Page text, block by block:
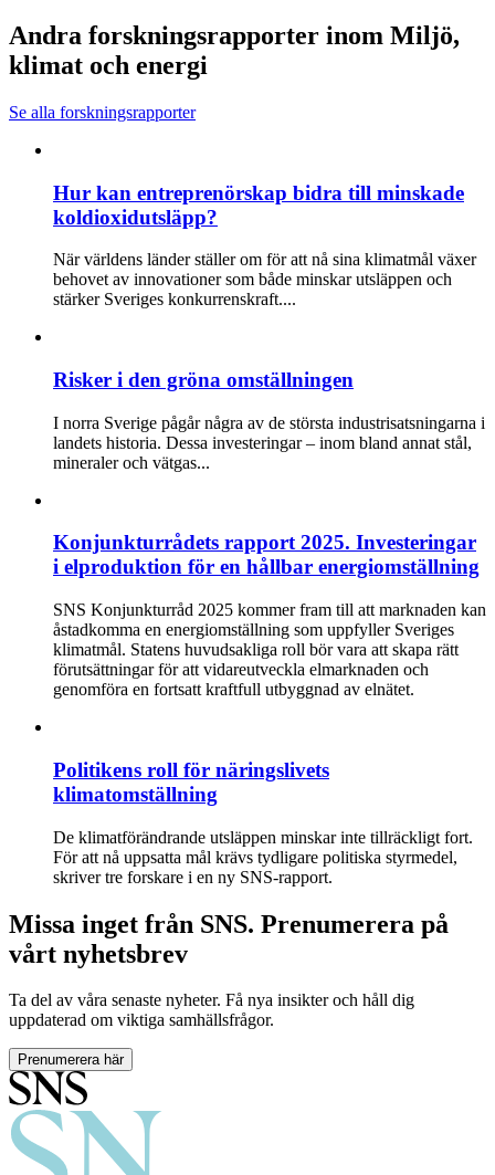
Andra forskningsrapporter inom Miljö,
klimat och energi
Se alla forskningsrapporter
Hur kan entreprenörskap bidra till minskade
koldioxidutsläpp?
När världens länder ställer om för att nå sina klimatmål växer
behovet av innovationer som både minskar utsläppen och
stärker Sveriges konkurrenskraft....
Risker i den gröna omställningen
I norra Sverige pågår några av de största industrisatsningarna i
landets historia. Dessa investeringar – inom bland annat stål,
mineraler och vätgas...
Konjunkturrådets rapport 2025. Investeringar
i elproduktion för en hållbar energiomställning
SNS Konjunkturråd 2025 kommer fram till att marknaden kan
åstadkomma en energiomställning som uppfyller Sveriges
klimatmål. Statens huvudsakliga roll bör vara att skapa rätt
förutsättningar för att vidareutveckla elmarknaden och
genomföra en fortsatt kraftfull utbyggnad av elnätet.
Politikens roll för näringslivets
klimatomställning
De klimatförändrande utsläppen minskar inte tillräckligt fort.
För att nå uppsatta mål krävs tydligare politiska styrmedel,
skriver tre forskare i en ny SNS-rapport.
Missa inget från SNS. Prenumerera på
vårt nyhetsbrev
Ta del av våra senaste nyheter. Få nya insikter och håll dig
uppdaterad om viktiga samhällsfrågor.
Prenumerera här